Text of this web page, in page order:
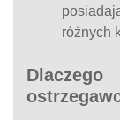
różnych